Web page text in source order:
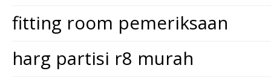
fitting room pemeriksaan
harg partisi r8 murah